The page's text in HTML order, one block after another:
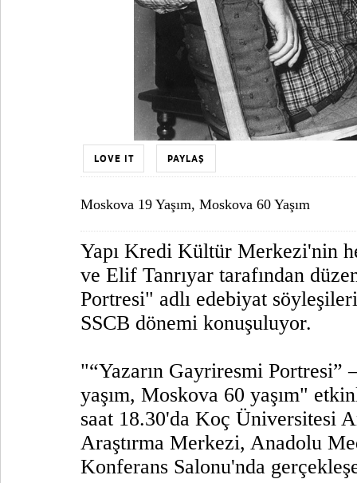
LOVE IT PAYLAŞ
Moskova 19 Yaşım, Moskova 60 Yaşım
Yapı Kredi Kültür Merkezi'nin
ve Elif Tanrıyar tarafından
Portresi" adlı edebiyat
SSCB dönemi konuşuluyor.
"“Yazarın Gayriresmi Portresi”
yaşım, Moskova 60 yaşım"
saat 18.30'da Koç Üniversitesi
Araştırma Merkezi, Anadolu
Konferans Salonu'nda